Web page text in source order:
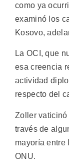
como ya
examinó los
Kosovo,
La OCI, que
esa creencia
actividad
respecto del
Zoller vaticinó
través de
mayoría entre
ONU.